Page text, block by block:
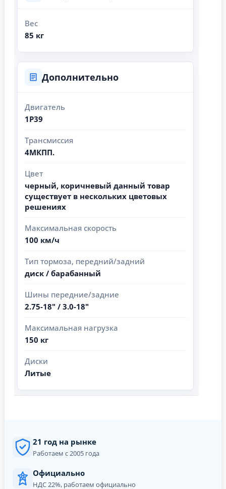
Вес
85 кг
Дополнительно
Двигатель
1P39
Трансмиссия
4МКПП.
Цвет
черный, коричневый данный товар
существует в нескольких цветовых
решениях
Максимальная скорость
100 км/ч
Тип тормоза, передний/задний
диск / барабанный
Шины передние/задние
2.75-18" / 3.0-18"
Максимальная нагрузка
150 кг
Диски
Литые
21 год на рынке
Работаем с 2005 года
Официально
НДС 22%, работаем официально